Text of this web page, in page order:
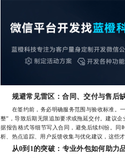
规避常见雷区：合同、交付与售后
在签约前，务必明确服务范围与验收标准。一
整”，导致后期无限追加要求或拖延交付。建议
据报告格式等细节写入合同，避免后续纠纷。
析、热点追踪、用户反馈收集与优化建议，这些
从0到1的突破：专业外包如何助力